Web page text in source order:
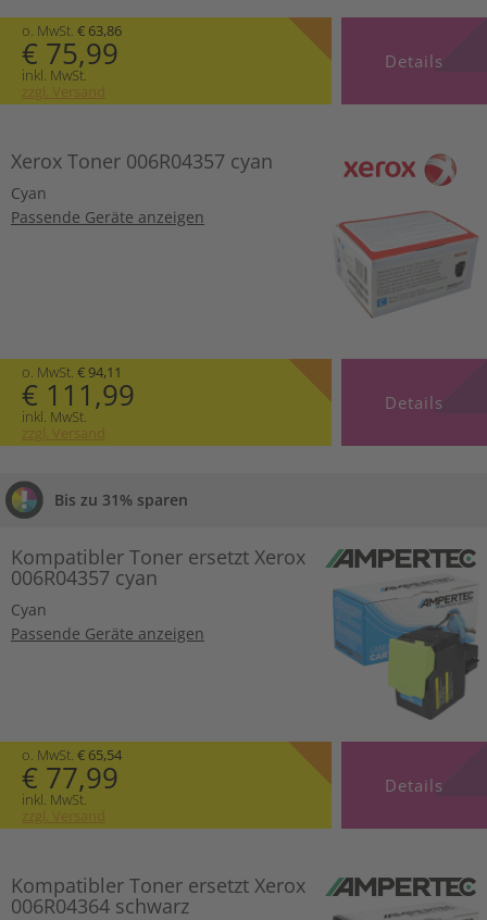
o. MwSt. € 63,86
€ 75,99
inkl. MwSt.
zzgl. Versand
Details
Xerox Toner 006R04357 cyan
Cyan
Passende Geräte anzeigen
o. MwSt. € 94,11
€ 111,99
inkl. MwSt.
zzgl. Versand
Details
Bis zu 31% sparen
Kompatibler Toner ersetzt Xerox
006R04357 cyan
Cyan
Passende Geräte anzeigen
o. MwSt. € 65,54
€ 77,99
inkl. MwSt.
zzgl. Versand
Details
Kompatibler Toner ersetzt Xerox
006R04364 schwarz